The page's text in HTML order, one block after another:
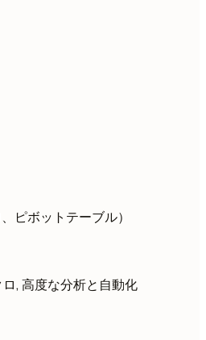
ピボットテーブル）
, 高度な分析と自動化